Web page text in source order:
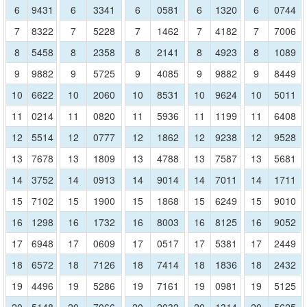
6
9431
7
8322
8
5458
9
9882
10
6622
11
0214
12
5514
13
7678
14
3752
15
7102
16
1298
17
6948
18
6572
19
4496
6
3341
7
5228
8
2358
9
5725
10
2060
11
0820
12
0777
13
1809
14
0913
15
1900
16
1732
17
0609
18
7126
19
5286
6
0581
7
1462
8
2141
9
4085
10
8531
11
5936
12
1862
13
4788
14
9014
15
1868
16
8003
17
0517
18
7414
19
7161
6
1320
7
4182
8
4923
9
9882
10
9624
11
1199
12
9238
13
7587
14
7011
15
6249
16
8125
17
5381
18
1836
19
0981
6
0744
7
7006
8
1089
9
8449
10
5011
11
6408
12
9528
13
5681
14
1711
15
9010
16
9052
17
2449
18
2432
19
5125